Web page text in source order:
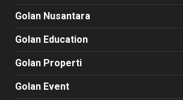
Golan Nusantara
Golan Education
Golan Properti
Golan Event